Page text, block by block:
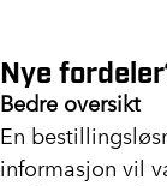
Nye
Bedre oversikt
En
informasjon vil